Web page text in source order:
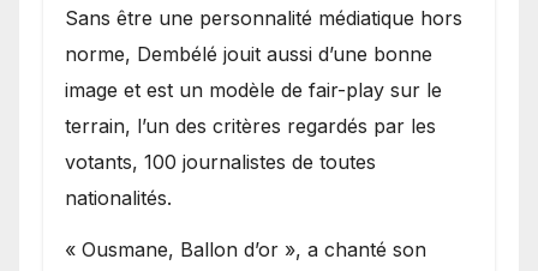
Sans être une personnalité médiatique hors
norme, Dembélé jouit aussi d’une bonne
image et est un modèle de fair-play sur le
terrain, l’un des critères regardés par les
votants, 100 journalistes de toutes
nationalités.
« Ousmane, Ballon d’or », a chanté son